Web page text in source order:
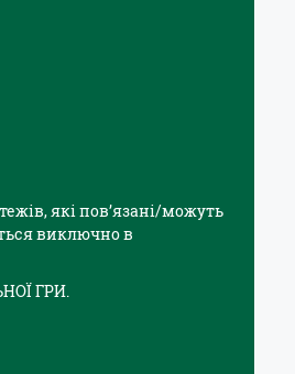
які пов’язані/можуть
виключно в
ГРИ.